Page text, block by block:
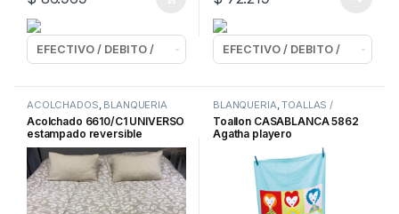
ACOLCHADOS, BLANQUERIA
Acolchado 6610/C1 UNIVERSO
estampado reversible
BLANQUERIA,TOALLAS /
TOALLONES
Toallon CASABLANCA 5862
Agatha playero